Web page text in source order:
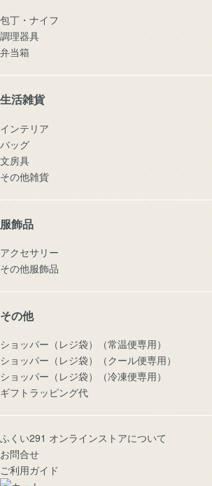
包丁・ナイフ
調理器具
弁当箱
生活雑貨
インテリア
バッグ
文房具
その他雑貨
服飾品
アクセサリー
その他服飾品
その他
ショッパー（レジ袋）（常温便専用）
ショッパー（レジ袋）（クール便専用）
ショッパー（レジ袋）（冷凍便専用）
ギフトラッピング代
ふくい291 オンラインストアについて
お問合せ
ご利用ガイド